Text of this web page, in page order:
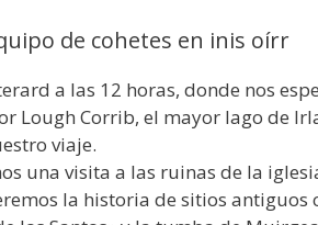
de cohetes en inis oírr
a las 12 horas, donde nos
Lough Corrib, el mayor lago de
viaje.
una visita a las ruinas de la
la historia de sitios antiguos